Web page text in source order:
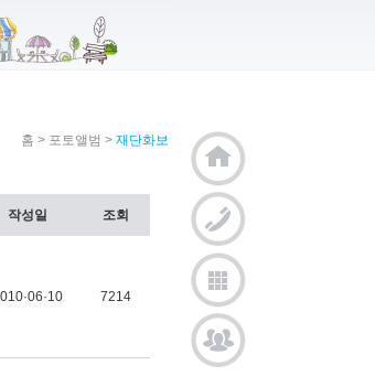
홈 > 포토앨범 > 재단화보
작성일 조회
7214